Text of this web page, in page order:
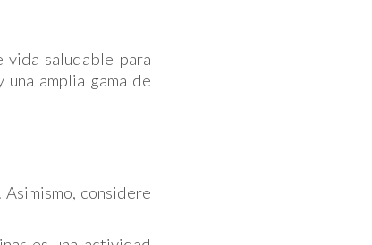
vida saludable para
amplia gama de
considere